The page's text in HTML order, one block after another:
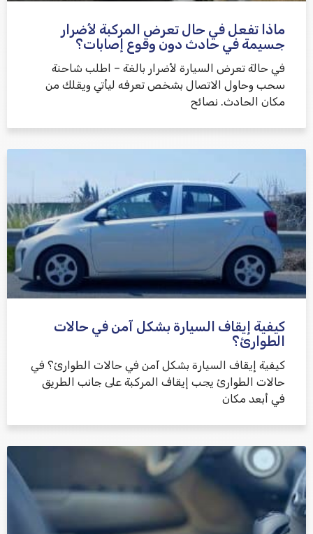
ماذا تفعل في حال تعرض المركبة لأضرار
جسيمة في حادث دون وقوع إصابات؟
في حالة تعرض السيارة لأضرار بالغة – اطلب شاحنة
سحب وحاول الاتصال بشخص تعرفه ليأتي ويقلك من
مكان الحادث. نصائح
كيفية إيقاف السيارة بشكل آمن في حالات
الطوارئ؟
كيفية إيقاف السيارة بشكل آمن في حالات الطوارئ؟ في
حالات الطوارئ يجب إيقاف المركبة على جانب الطريق
في أبعد مكان